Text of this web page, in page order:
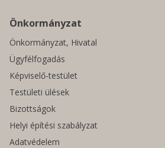
Önkormányzat
Önkormányzat, Hivatal
Ügyfélfogadás
Képviselő-testület
Testületi ülések
Bizottságok
Helyi építési szabályzat
Adatvédelem